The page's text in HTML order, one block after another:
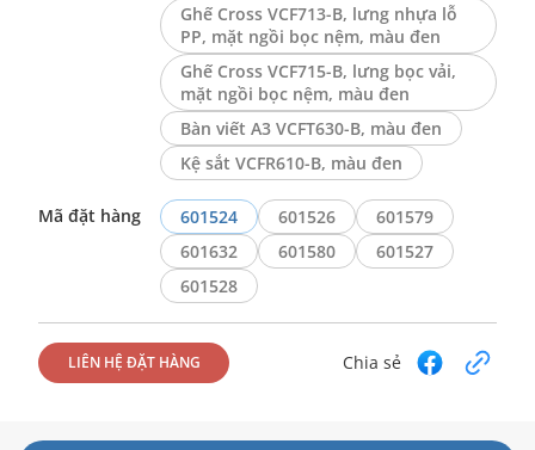
Ghế Cross VCF713-B, lưng nhựa lỗ
PP, mặt ngồi bọc nệm, màu đen
Ghế Cross VCF715-B, lưng bọc vải,
mặt ngồi bọc nệm, màu đen
Bàn viết A3 VCFT630-B, màu đen
Kệ sắt VCFR610-B, màu đen
Mã đặt hàng 601524 601526
601579
601632
601580
601527
601528
LIÊN HỆ ĐẶT HÀNG Chia sẻ